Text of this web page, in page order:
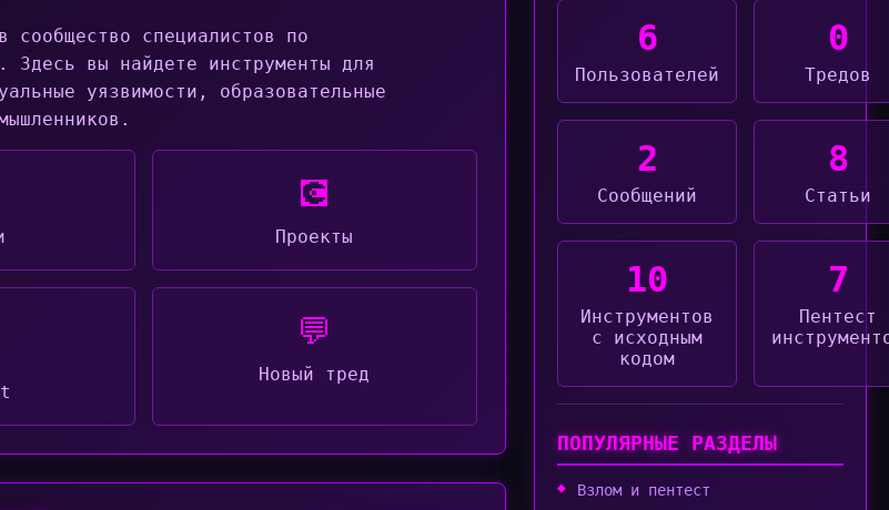
сообщество специалистов по
Здесь вы найдете инструменты для
уязвимости, образовательные
💽
Проекты
💬
Новый тред
6
Пользователей
0
Тредов
2
Сообщений
8
Статьи
10
Инструментов
с исходным
кодом
7
Пентест
ПОПУЛЯРНЫЕ РАЗДЕЛЫ
Взлом и пентест